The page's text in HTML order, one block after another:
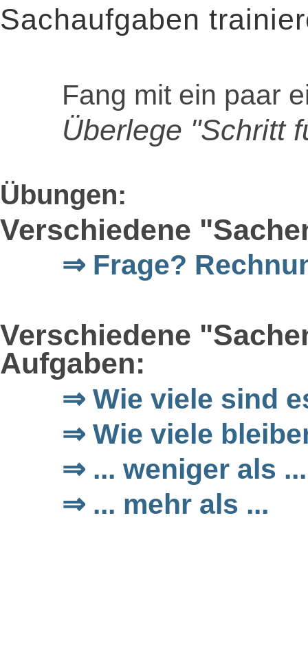
Sachaufgaben
Fang mit ein paar
Überlege "Schritt
Übungen:
Verschiedene
⇒ Frage?
Verschiedene
Aufgaben:
⇒ Wie viele sind
⇒ Wie viele
⇒ ... weniger als ...
⇒ ... mehr als ...